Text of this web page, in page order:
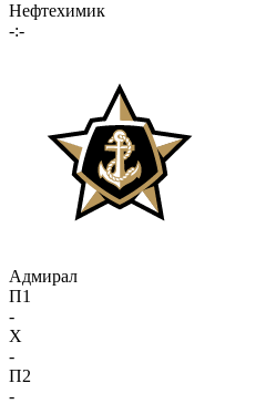
Нефтехимик
-:-
Адмирал
П1
-
X
-
П2
-